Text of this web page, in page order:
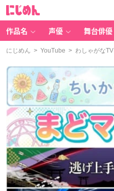
作品名 声優 舞台俳優
にじめん > YouTube > わしゃがなTV